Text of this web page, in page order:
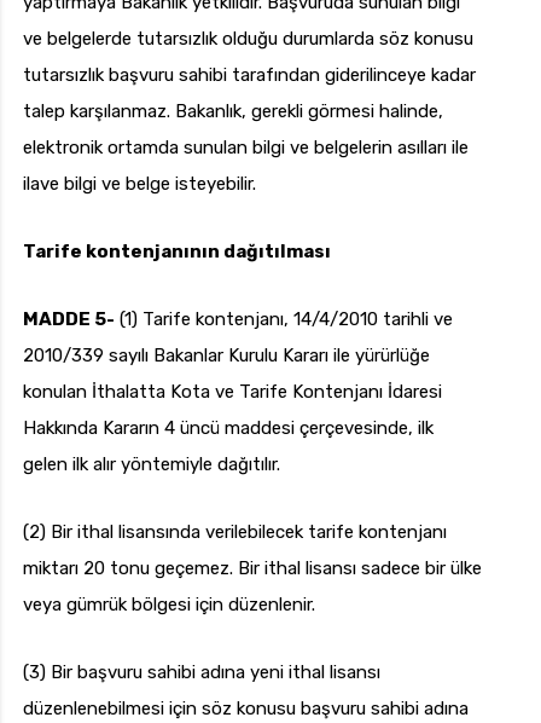
ve belgelerde tutarsızlık olduğu durumlarda söz konusu
tutarsızlık başvuru sahibi tarafından giderilinceye kadar
talep karşılanmaz. Bakanlık, gerekli görmesi halinde,
elektronik ortamda sunulan bilgi ve belgelerin asılları ile
ilave bilgi ve belge isteyebilir.
Tarife kontenjanının dağıtılması
MADDE 5- (1) Tarife kontenjanı, 14/4/2010 tarihli ve
2010/339 sayılı Bakanlar Kurulu Kararı ile yürürlüğe
konulan İthalatta Kota ve Tarife Kontenjanı İdaresi
Hakkında Kararın 4 üncü maddesi çerçevesinde, ilk
gelen ilk alır yöntemiyle dağıtılır.
(2) Bir ithal lisansında verilebilecek tarife kontenjanı
miktarı 20 tonu geçemez. Bir ithal lisansı sadece bir ülke
veya gümrük bölgesi için düzenlenir.
(3) Bir başvuru sahibi adına yeni ithal lisansı
düzenlenebilmesi için söz konusu başvuru sahibi adına